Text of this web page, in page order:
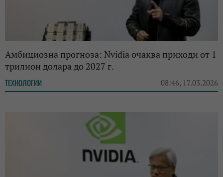
Амбициозна прогноза: Nvidia очаква приходи от 1
трилион долара до 2027 г.
ТЕХНОЛОГИИ 08:46, 17.03.2026